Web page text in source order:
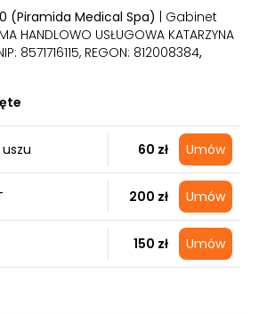
(Piramida Medical Spa)
| Gabinet
HANDLOWO USŁUGOWA KATARZYNA
8571716115, REGON: 812008384,
60 zł Umów
200 zł Umów
150 zł Umów